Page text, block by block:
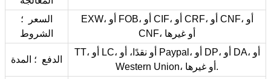
السعر ؛
الشروط
EXW، أو FOB، أو CIF، أو CRF، أو CNF، أو
CNF، أو غيرها
الدفع ؛ المدة
TT، أو LC، أو نقدًا، أو Paypal، أو DP، أو DA، أو
Western Union، أو غيرها.